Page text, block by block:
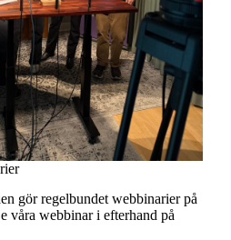
gör regelbundet webbinarier på
våra webbinar i efterhand på